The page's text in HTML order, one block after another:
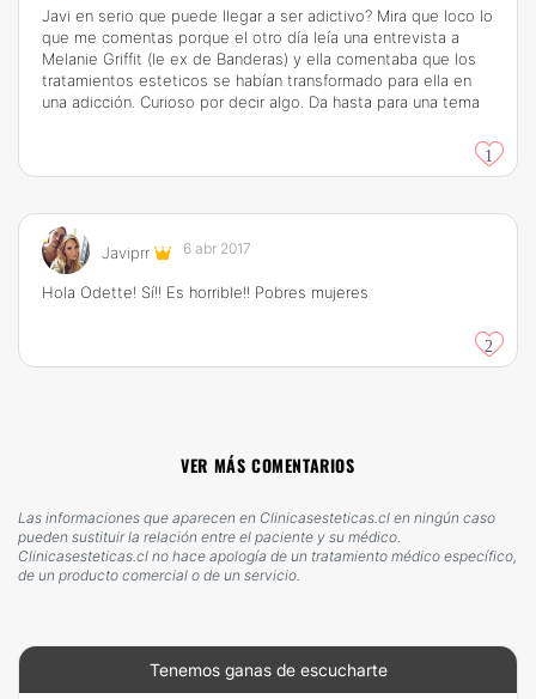
Javi en serio que puede llegar a ser adictivo? Mira que loco lo
que me comentas porque el otro día leía una entrevista a
Melanie Griffit (le ex de Banderas) y ella comentaba que los
tratamientos esteticos se habían transformado para ella en
una adicción. Curioso por decir algo. Da hasta para una tema
1
Javiprr 6 abr 2017
Hola Odette! Sí!! Es horrible!! Pobres mujeres
2
VER MÁS COMENTARIOS
Las informaciones que aparecen en Clinicasesteticas.cl en ningún caso
pueden sustituir la relación entre el paciente y su médico.
Clinicasesteticas.cl no hace apología de un tratamiento médico específico,
de un producto comercial o de un servicio.
Tenemos ganas de escucharte